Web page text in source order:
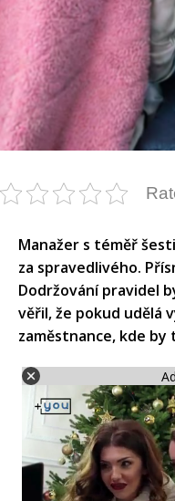
Manažer s téměř
za spravedlivého.
Dodržování pravidel
věřil, že pokud udělá
zaměstnance, kde by